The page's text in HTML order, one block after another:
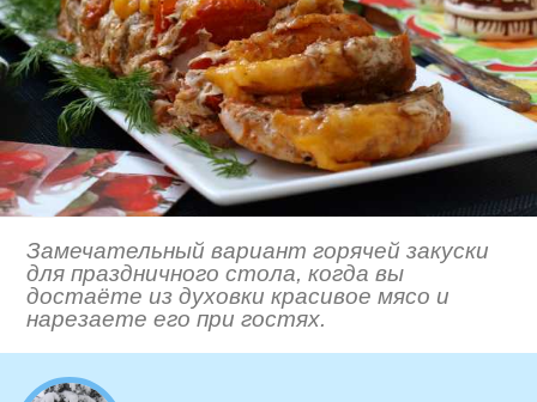
Замечательный вариант горячей закуски
для праздничного стола, когда вы
достаёте из духовки красивое мясо и
нарезаете его при гостях.